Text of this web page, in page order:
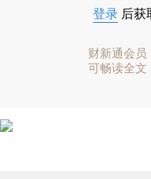
登录 后获
财新通会员
可畅读全文